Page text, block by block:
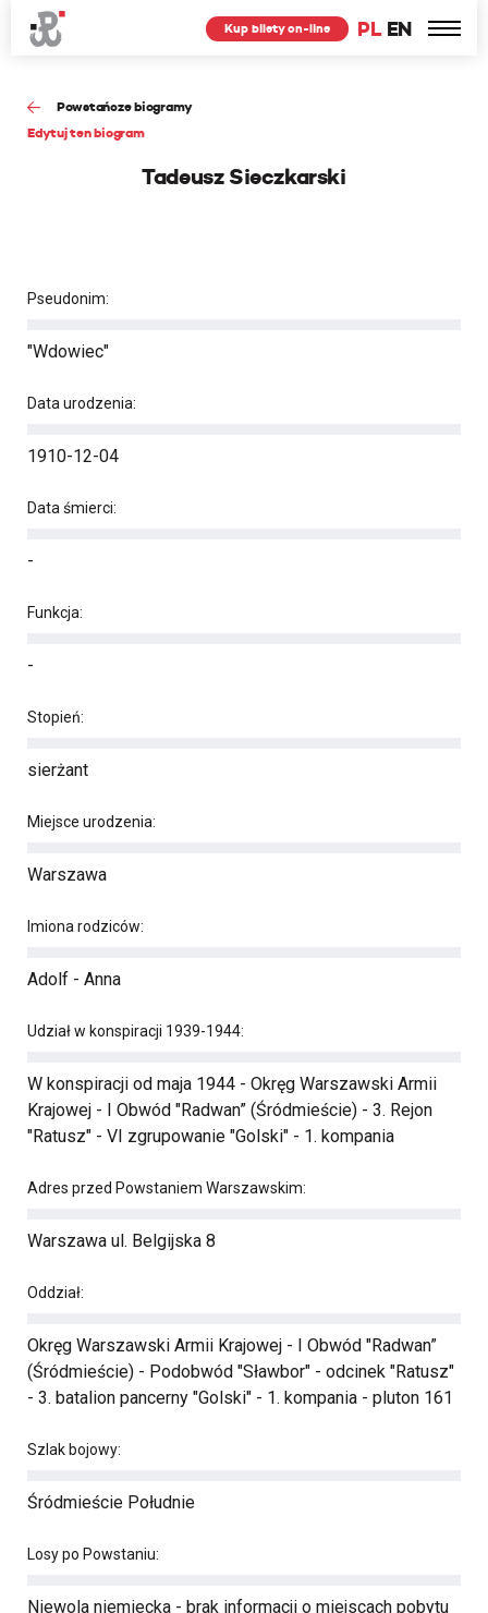
PL EN
Kup bilety on-line
Powstańcze biogramy
Edytuj ten biogram
Tadeusz Sieczkarski
Pseudonim:
"Wdowiec"
Data urodzenia:
1910-12-04
Data śmierci:
-
Funkcja:
-
Stopień:
sierżant
Miejsce urodzenia:
Warszawa
Imiona rodziców:
Adolf - Anna
Udział w konspiracji 1939-1944:
W konspiracji od maja 1944 - Okręg Warszawski Armii
Krajowej - I Obwód "Radwan” (Śródmieście) - 3. Rejon
"Ratusz" - VI zgrupowanie "Golski" - 1. kompania
Adres przed Powstaniem Warszawskim:
Warszawa ul. Belgijska 8
Oddział:
Okręg Warszawski Armii Krajowej - I Obwód "Radwan”
(Śródmieście) - Podobwód "Sławbor" - odcinek "Ratusz"
- 3. batalion pancerny "Golski" - 1. kompania - pluton 161
Szlak bojowy:
Śródmieście Południe
Losy po Powstaniu:
Niewola niemiecka - brak informacji o miejscach pobytu